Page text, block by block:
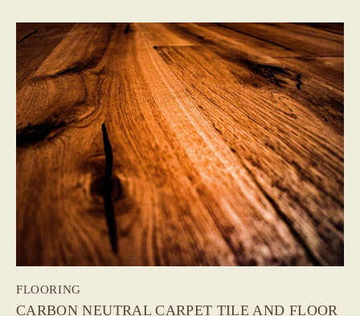
FLOORING
CARBON NEUTRAL CARPET TILE AND FLOOR